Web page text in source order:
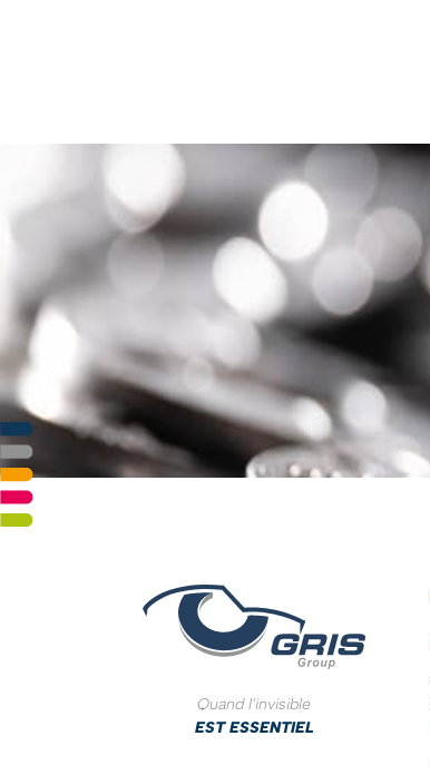
Quand l'invisible
EST ESSENTIEL